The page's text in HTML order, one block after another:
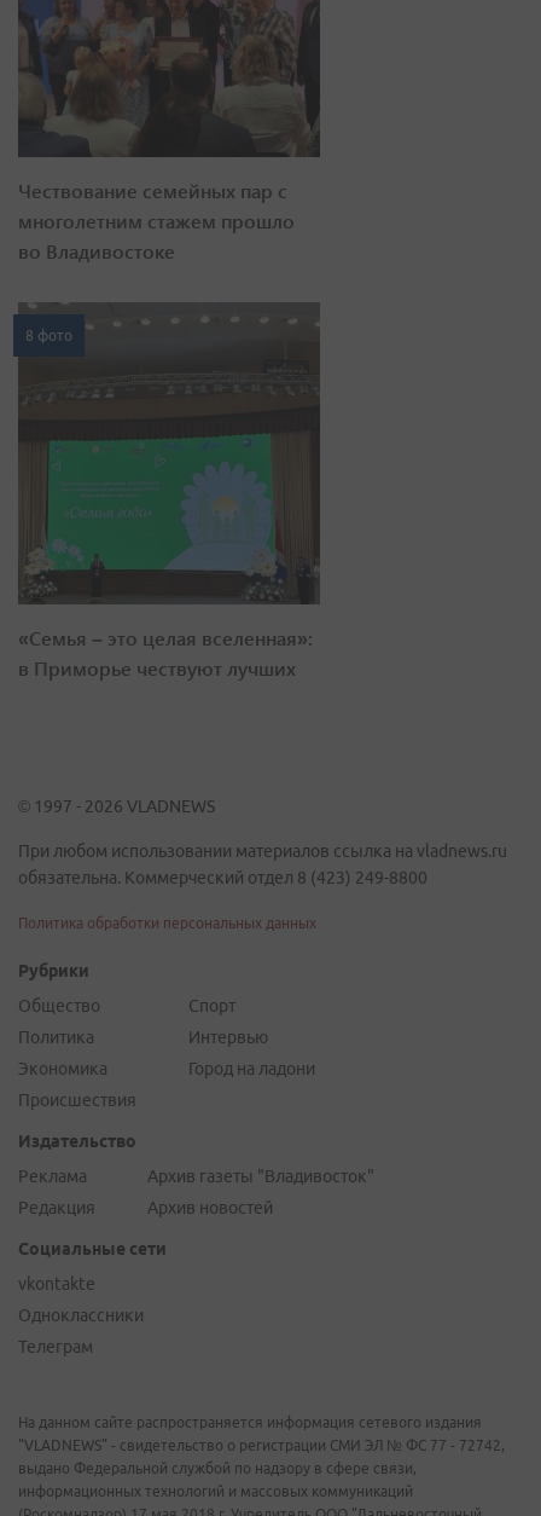
Чествование семейных пар с
многолетним стажем прошло
во Владивостоке
8 фото
«Семья – это целая вселенная»:
в Приморье чествуют лучших
© 1997 - 2026 VLADNEWS
При любом использовании материалов ссылка на vladnews.ru
обязательна. Коммерческий отдел 8 (423) 249-8800
Политика обработки персональных данных
Рубрики
Общество
Политика
Экономика
Происшествия
Спорт
Интервью
Город на ладони
Издательство
Реклама
Редакция
Архив газеты "Владивосток"
Архив новостей
Социальные сети
vkontakte
Одноклассники
Телеграм
На данном сайте распространяется информация сетевого издания
"VLADNEWS" - свидетельство о регистрации СМИ ЭЛ № ФС 77 - 72742,
выдано Федеральной службой по надзору в сфере связи,
информационных технологий и массовых коммуникаций